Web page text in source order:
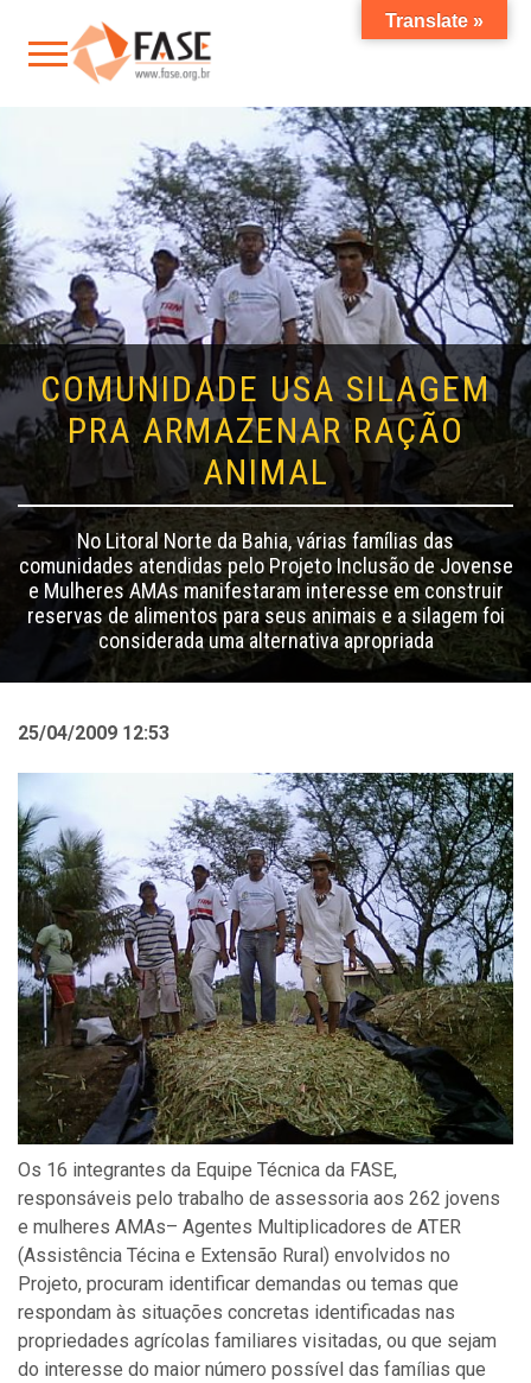
COMUNIDADE USA SILAGEM
PRA ARMAZENAR RAÇÃO
ANIMAL
No Litoral Norte da Bahia, várias famílias das
comunidades atendidas pelo Projeto Inclusão de Jovense
e Mulheres AMAs manifestaram interesse em construir
reservas de alimentos para seus animais e a silagem foi
considerada uma alternativa apropriada
25/04/2009 12:53
Os 16 integrantes da Equipe Técnica da FASE,
responsáveis pelo trabalho de assessoria aos 262 jovens
e mulheres AMAs– Agentes Multiplicadores de ATER
(Assistência Técina e Extensão Rural) envolvidos no
Projeto, procuram identificar demandas ou temas que
respondam às situações concretas identificadas nas
propriedades agrícolas familiares visitadas, ou que sejam
do interesse do maior número possível das famílias que
Translate »